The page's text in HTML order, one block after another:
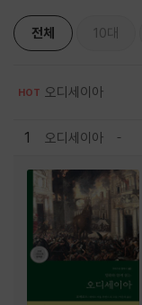
전체 10대
HOT 오디세이아
1 오디세이아